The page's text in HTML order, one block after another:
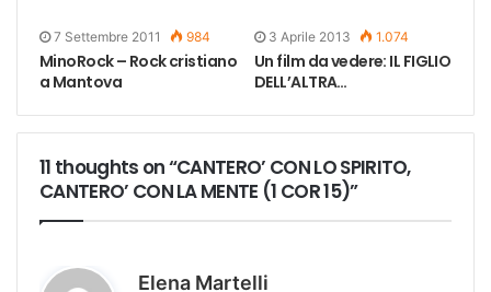
7 Settembre 2011 984
MinoRock – Rock cristiano
a Mantova
3 Aprile 2013 1.074
Un film da vedere: IL FIGLIO
DELL’ALTRA…
11 thoughts on “CANTERO’ CON LO SPIRITO,
CANTERO’ CON LA MENTE (1 COR 15)”
Elena Martelli